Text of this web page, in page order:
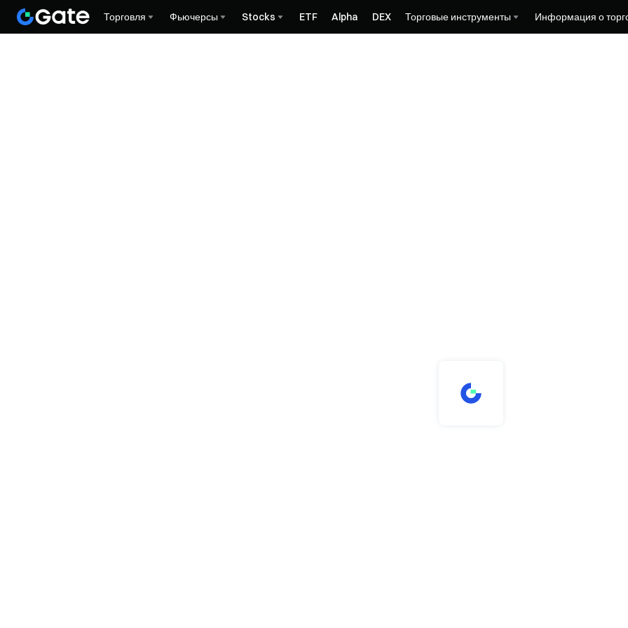
Торговля Фьючерсы Stocks ETF Alpha DEX Торговые инструменты Информация о